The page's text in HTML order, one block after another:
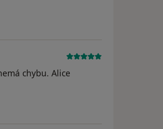
chybu. Alice